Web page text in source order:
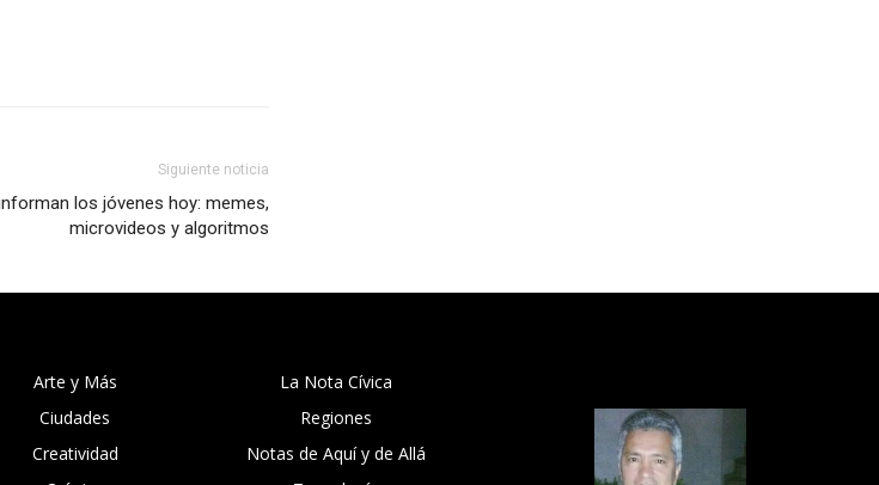
Siguiente noticia
los jóvenes hoy: memes,
microvideos y algoritmos
Arte y Más
Ciudades
Creatividad
La Nota Cívica
Regiones
Notas de Aquí y de Allá